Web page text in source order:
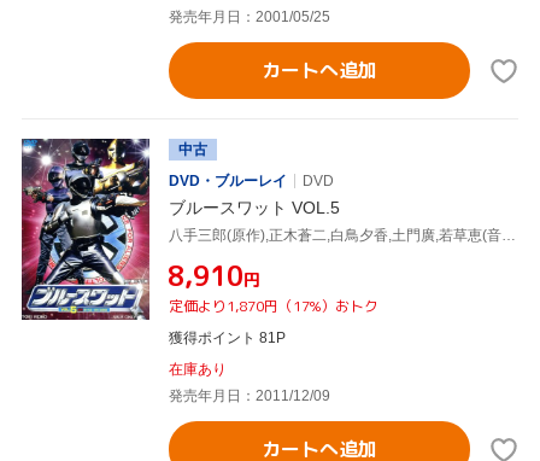
発売年月日：2001/05/25
カートへ追加
中古
DVD・ブルーレイ
DVD
ブルースワット VOL.5
八手三郎(原作),正木蒼二,白鳥夕香,土門廣,若草恵(音楽)
¥8,910円
定価より1,870円（17%）おトク
獲得ポイント 81P
在庫あり
発売年月日：2011/12/09
カートへ追加